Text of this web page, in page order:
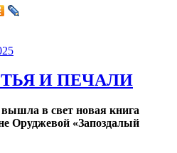
И ПЕЧАЛИ
в свет новая книга
Оруджевой «Запоздалый